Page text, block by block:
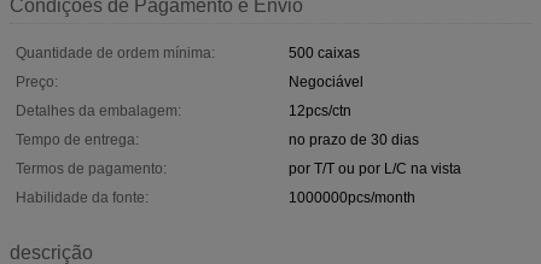
Condições de Pagamento e Envio
Quantidade de ordem mínima:
500 caixas
Preço:
Negociável
Detalhes da embalagem:
12pcs/ctn
Tempo de entrega:
no prazo de 30 dias
Termos de pagamento:
por T/T ou por L/C na vista
Habilidade da fonte:
1000000pcs/month
descrição